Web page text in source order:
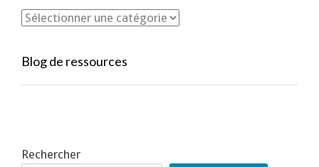
Blog de ressources
Rechercher